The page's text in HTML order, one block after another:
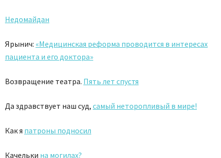
Недомайдан
Ярынич: «Медицинская реформа проводится в интересах
пациента и его доктора»
Возвращение театра. Пять лет спустя
Да здравствует наш суд, самый неторопливый в мире!
Как я патроны подносил
Качельки на могилах?